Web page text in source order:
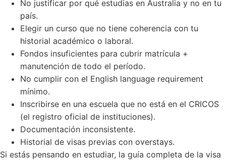
No justificar por qué estudias en Australia y no en tu
país.
Elegir un curso que no tiene coherencia con tu
historial académico o laboral.
Fondos insuficientes para cubrir matrícula +
manutención de todo el período.
No cumplir con el English language requirement
mínimo.
Inscribirse en una escuela que no está en el CRICOS
(el registro oficial de instituciones).
Documentación inconsistente.
Historial de visas previas con overstays.
Si estás pensando en estudiar, la guía completa de la visa